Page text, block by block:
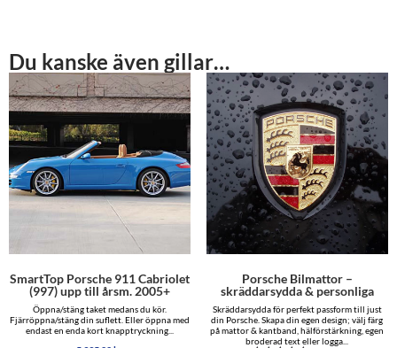
Du kanske även gillar…
SmartTop Porsche 911 Cabriolet
(997) upp till årsm. 2005+
Öppna/stäng taket medans du kör.
Fjärröppna/stäng din suflett. Eller öppna med
endast en enda kort knapptryckning...
Porsche Bilmattor –
skräddarsydda & personliga
Skräddarsydda för perfekt passform till just
din Porsche. Skapa din egen design; välj färg
på mattor & kantband, hälförstärkning, egen
broderad text eller logga...